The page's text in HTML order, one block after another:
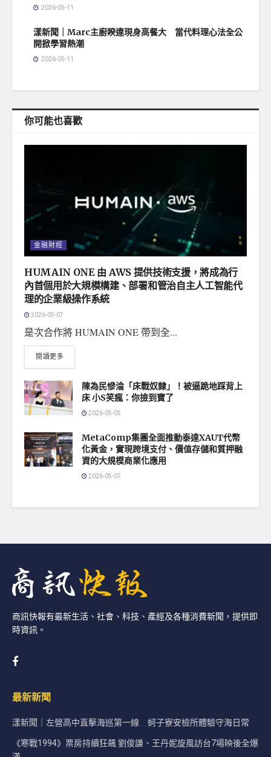
2026-05-11
漾新聞｜Marc主廚睽違現身高餐大 當代料理心法全公
開掀學習熱潮
2026-05-11
你可能也喜歡
金融財經
HUMAIN ONE 由 AWS 提供技術支援，將成為行
內首個用於大規模構建、部署和管治自主人工智能代
理的企業級操作系統
2026-05-07
是次合作將 HUMAIN ONE 帶到全...
閱讀更多
陳為民慘淪「床戰奴隸」！被逼跪地踩背上
床 小S笑瘋：你撿到寶了
2026-05-05
MetaComp集團全面推動泰達XAUT代幣
化黃金，實現跨境支付、價值存儲和質押融
資的大規模商業化應用
2026-05-07
商訊快報有最新生活、社會、科技、產經及各種消費新聞，提供即
時資訊。
最新新聞
漾新聞｜左營高中直擊海巡第一線 蚵子寮安檢所體驗守海日常
《寒戰1994》票房持續狂飆 劉俊謙、王丹妮旋風訪台7場映後全爆